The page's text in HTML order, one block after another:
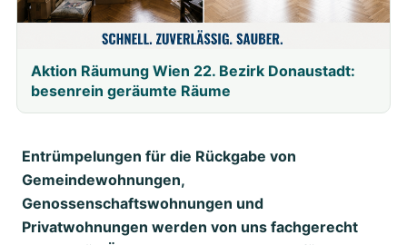
Aktion Räumung Wien 22. Bezirk Donaustadt:
besenrein geräumte Räume
Entrümpelungen für die Rückgabe von
Gemeindewohnungen,
Genossenschaftswohnungen und
Privatwohnungen werden von uns fachgerecht